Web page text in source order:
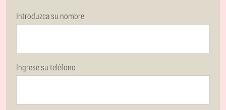
Introduzca su nombre
Ingrese su teléfono